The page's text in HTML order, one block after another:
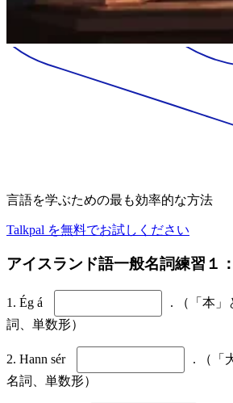
言語を学ぶための最も効率的な方法
Talkpal を無料でお試しください
アイスランド語一般名詞練習１
1. Ég á
. （「本」
詞、単数形）
2. Hann sér
. （「
名詞、単数形）